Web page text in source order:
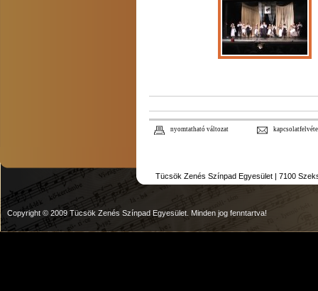
nyomtatható változat
Tücsök Zenés Színpad Egyesület | 7100
Copyright © 2009 Tücsök Zenés Színpad Egyesület. Minden jog fenntartva!